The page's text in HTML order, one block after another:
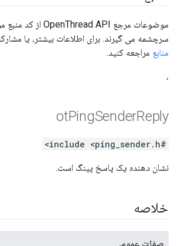
موضوعات مرجع OpenThread API از کد منبع موجود در
سرچشمه می گیرند. برای اطلاعات بیشتر، یا
منابع مراجعه کنید.
،
otPingSenderReply
#include <ping_sender.h>
نشان دهنده یک پاسخ پینگ است.
خلاصه
صفات عمومی